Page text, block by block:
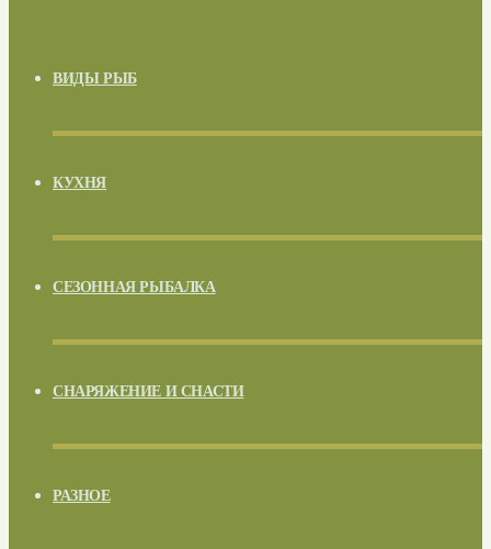
ВИДЫ РЫБ
КУХНЯ
СЕЗОННАЯ РЫБАЛКА
СНАРЯЖЕНИЕ И СНАСТИ
РАЗНОЕ